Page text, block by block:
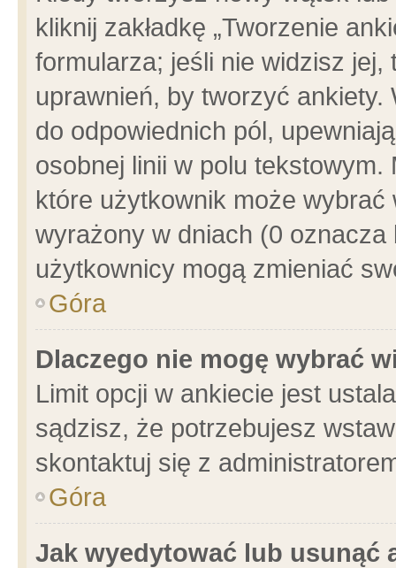
kliknij zakładkę „Tworzenie
formularza; jeśli nie widzisz
uprawnień, by tworzyć ankiety.
do odpowiednich pól,
osobnej linii w polu
które użytkownik może
wyrażony w dniach (0
użytkownicy mogą zmieniać
Góra
Dlaczego nie mogę wybrać
Limit opcji w ankiecie jest
sądzisz, że potrzebujesz
skontaktuj się z
Góra
Jak wyedytować lub usunąć